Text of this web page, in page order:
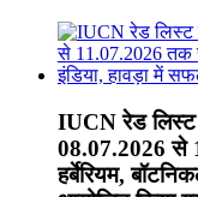
IUCN रेड लिस्ट
08.07.2026 से
हर्बेरियम,